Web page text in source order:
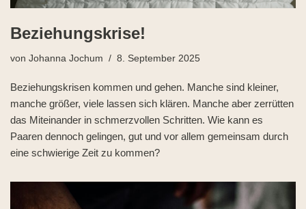
Beziehungskrise!
von Johanna Jochum 8. September 2025
Beziehungskrisen kommen und gehen. Manche sind kleiner,
manche größer, viele lassen sich klären. Manche aber zerrütten
das Miteinander in schmerzvollen Schritten. Wie kann es
Paaren dennoch gelingen, gut und vor allem gemeinsam durch
eine schwierige Zeit zu kommen?